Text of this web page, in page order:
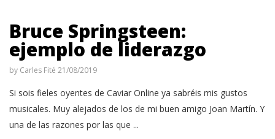
Bruce Springsteen:
ejemplo de liderazgo
by Carles Fité 21/08/2019
Si sois fieles oyentes de Caviar Online ya sabréis mis gustos
musicales. Muy alejados de los de mi buen amigo Joan Martín. Y
una de las razones por las que ...